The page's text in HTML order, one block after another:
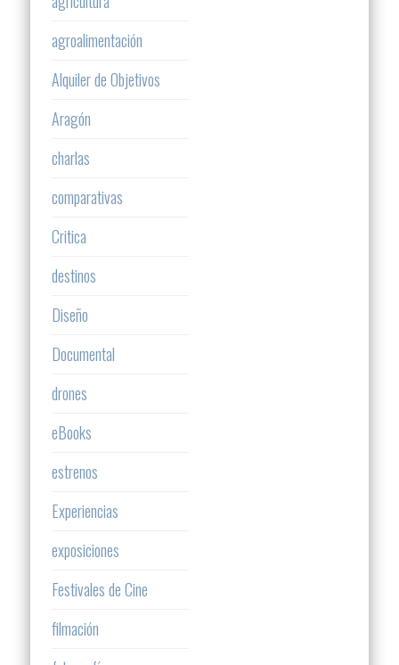
agroalimentación
Alquiler de Objetivos
Aragón
charlas
comparativas
Critica
destinos
Diseño
Documental
drones
eBooks
estrenos
Experiencias
exposiciones
Festivales de Cine
filmación